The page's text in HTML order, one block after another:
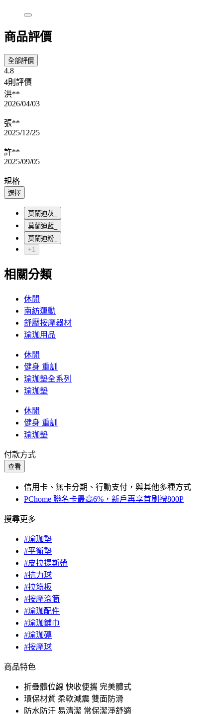
商品評價
全部評價
4.8
4則評價
洪**
2026/04/03
張**
2025/12/25
許**
2025/09/05
規格
選擇
莫蘭迪灰_
莫蘭迪藍_
莫蘭迪粉_
+1
相關分類
休閒
南紡運動
舒壓按摩器材
瑜珈用品
休閒
健身 重訓
瑜珈墊全系列
瑜珈墊
休閒
健身 重訓
瑜珈墊
付款方式
查看
信用卡、無卡分期、行動支付，與其他多種方式
PChome 聯名卡最高6%，新戶再享首刷禮800P
搜尋更多
#瑜珈墊
#平衡墊
#皮拉提斯帶
#抗力球
#拉筋板
#按摩滾筒
#瑜珈配件
#瑜珈鋪巾
#瑜珈磚
#按摩球
商品特色
折疊體位線 快收便攜 完美體式
環保材質 柔軟減震 雙面防滑
防水防汗 易清潔 常保潔淨舒適